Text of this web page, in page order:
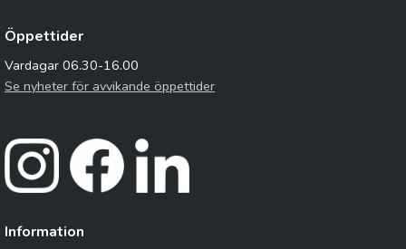
Öppettider
Vardagar 06.30-16.00
Se nyheter för avvikande öppettider
Information